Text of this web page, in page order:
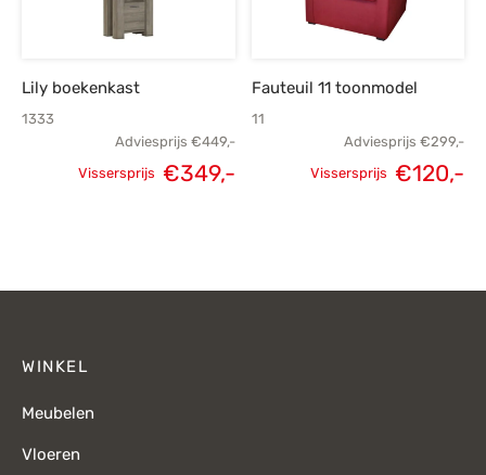
Lily boekenkast
1333
Adviesprijs €449,-
Vissersprijs €349,-
Fauteuil 11 toonmodel
11
Adviesprijs €299,-
Vissersprijs €120,-
WINKEL
Meubelen
Vloeren